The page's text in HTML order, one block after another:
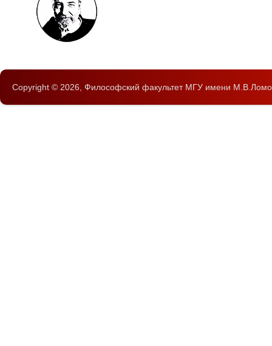
Copyright © 2026, Философский факультет МГУ имени